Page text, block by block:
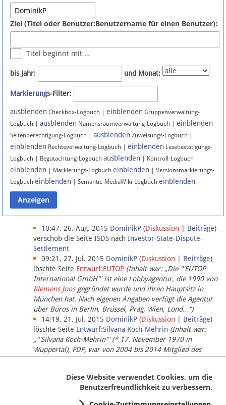
Fehler melden
Newsletter
Bluesky
Facebook
Instagram
Anmelden
Datenschutz
Über Lobbypedia
Impressum
Ziel (Titel oder Benutzer:Benutzername für einen Benutzer):
Titel beginnt mit …
bis Jahr: und Monat:
Markierungs-Filter:
ausblenden Checkbox-Logbuch | einblenden Gruppenverwaltung-
Logbuch | ausblenden Namensraumverwaltung-Logbuch | einblenden
Seitenberechtigung-Logbuch | ausblenden Zuweisungs-Logbuch |
einblenden Rechteverwaltung-Logbuch | einblenden Lesebestätigungs-
Logbuch | Begutachtung-Logbuch ausblenden | Kontroll-Logbuch
einblenden | Markierungs-Logbuch einblenden | Versionsmarkierungs-
Logbuch einblenden | Semantic-MediaWiki-Logbuch einblenden
10:47, 26. Aug. 2015 DominikP (Diskussion Beiträge)
verschob die Seite ISDS nach Investor-State-Dispute-
Settlement
09:21, 27. Jul. 2015 DominikP (Diskussion Beiträge)
löschte Seite Entwurf:EUTOP (Inhalt war: „Die '''EUTOP
International GmbH''' ist eine Lobbyagentur, die 1990 von
Klemens Joosgegründet wurde und ihren Hauptsitz in
München hat. Nach eigenen Angaben verfügt die Agentur
über Büros in Berlin, Brüssel, Prag, Wien, Lond…“)
14:19, 21. Jul. 2015 DominikP (Diskussion Beiträge)
löschte Seite Entwurf:Silvana Koch-Mehrin (Inhalt war:
„'''Silvana Koch-Mehrin''' (* 17. November 1970 in
Wuppertal), FDP, war von 2004 bis 2014 Mitglied des
Europäischen Parlaments, seit November 2014 ist sie für
Diese Website verwendet Cookies, um die
Benutzerfreundlichkeit zu verbessern.